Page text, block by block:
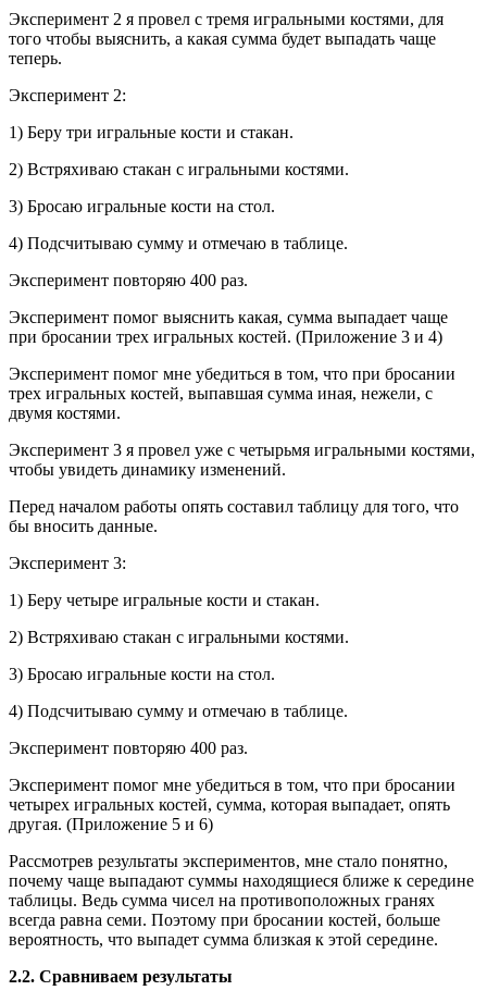
Эксперимент 2 я провел с тремя игральными костями, для
того чтобы выяснить, а какая сумма будет выпадать чаще
теперь.
Эксперимент 2:
1) Беру три игральные кости и стакан.
2) Встряхиваю стакан с игральными костями.
3) Бросаю игральные кости на стол.
4) Подсчитываю сумму и отмечаю в таблице.
Эксперимент повторяю 400 раз.
Эксперимент помог выяснить какая, сумма выпадает чаще
при бросании трех игральных костей. (Приложение 3 и 4)
Эксперимент помог мне убедиться в том, что при бросании
трех игральных костей, выпавшая сумма иная, нежели, с
двумя костями.
Эксперимент 3 я провел уже с четырьмя игральными костями,
чтобы увидеть динамику изменений.
Перед началом работы опять составил таблицу для того, что
бы вносить данные.
Эксперимент 3:
1) Беру четыре игральные кости и стакан.
2) Встряхиваю стакан с игральными костями.
3) Бросаю игральные кости на стол.
4) Подсчитываю сумму и отмечаю в таблице.
Эксперимент повторяю 400 раз.
Эксперимент помог мне убедиться в том, что при бросании
четырех игральных костей, сумма, которая выпадает, опять
другая. (Приложение 5 и 6)
Рассмотрев результаты экспериментов, мне стало понятно,
почему чаще выпадают суммы находящиеся ближе к середине
таблицы. Ведь сумма чисел на противоположных гранях
всегда равна семи. Поэтому при бросании костей, больше
вероятность, что выпадет сумма близкая к этой середине.
2.2. Сравниваем результаты